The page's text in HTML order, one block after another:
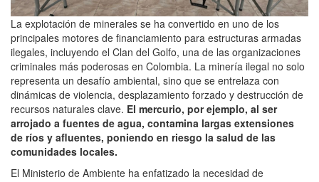
La explotación de minerales se ha convertido en uno de los
principales motores de financiamiento para estructuras armadas
ilegales, incluyendo el Clan del Golfo, una de las organizaciones
criminales más poderosas en Colombia. La minería ilegal no solo
representa un desafío ambiental, sino que se entrelaza con
dinámicas de violencia, desplazamiento forzado y destrucción de
recursos naturales clave. El mercurio, por ejemplo, al ser
arrojado a fuentes de agua, contamina largas extensiones
de ríos y afluentes, poniendo en riesgo la salud de las
comunidades locales.
El Ministerio de Ambiente ha enfatizado la necesidad de